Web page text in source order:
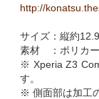
http://
サイズ：縦約
素材 ：ポリカー
※ Xperia Z3
す。
※ 側面部は加工